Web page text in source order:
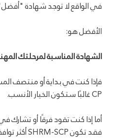
في الواقع لا توجد شهادة
الأفضل هو:
الشهادة المناسبة لمرحلتك
CP غالبًا ستكون الخيار الأنسب.
أما إذا كنت تقود فرقًا أو تشارك في
فقد تكون SHRM-SCP أكثر توافقًا مع مسؤولياتك الحالية.